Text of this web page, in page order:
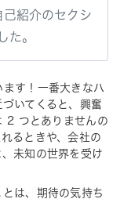
紹介のセクシ
た。
す！一番大きなハ
いてくると、興奮
2 つとありませんの
るときや、会社の
未知の世界を受け
は、期待の気持ち